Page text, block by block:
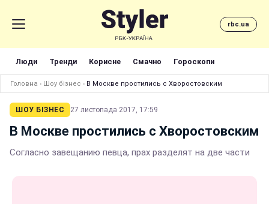
rbc.ua
Люди Тренди Корисне Смачно Гороскопи
Головна › Шоу бізнес › В Москве простились с Хворостовским
ШОУ БІЗНЕС 27 листопада 2017, 17:59
В Москве простились с Хворостовским
Согласно завещанию певца, прах разделят на две части